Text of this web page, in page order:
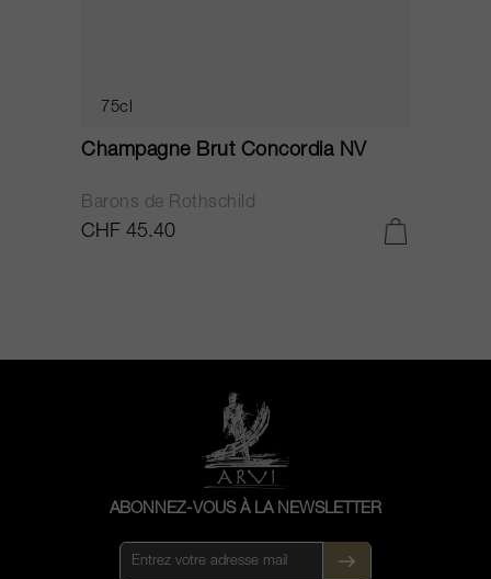
75cl
Champagne Brut Concordia NV
Barons de Rothschild
CHF 45.40
ABONNEZ-VOUS À LA NEWSLETTER